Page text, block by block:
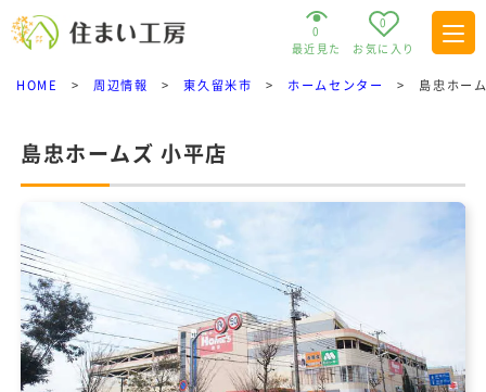
0
最近見た
0
お気に入り
HOME > 周辺情報 > 東久留米市 > ホームセンター > 島忠ホー
島忠ホームズ 小平店